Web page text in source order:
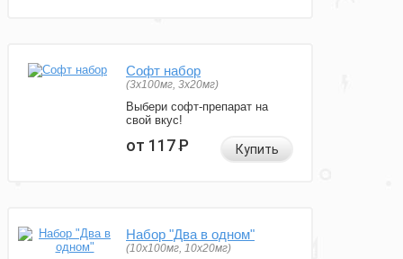
Софт набор
(3x100мг, 3x20мг)
Выбери софт-препарат на
свой вкус!
от 117Р Купить
Набор "Два в одном"
(10x100мг, 10x20мг)